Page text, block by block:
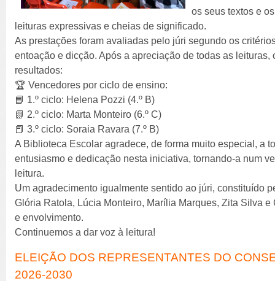
os seus textos e
leituras expressivas e cheias de significado.
As prestações foram avaliadas pelo júri segundo os
entoação e dicção. Após a apreciação de todas as
resultados:
🏆 Vencedores por ciclo de ensino:
📘 1.º ciclo: Helena Pozzi (4.º B)
📗 2.º ciclo: Marta Monteiro (6.º C)
📕 3.º ciclo: Soraia Ravara (7.º B)
A Biblioteca Escolar agradece, de forma muito especial, a
entusiasmo e dedicação nesta iniciativa, tornando-a num
leitura.
Um agradecimento igualmente sentido ao júri, constituído
Glória Ratola, Lúcia Monteiro, Marília Marques, Zita Silva
e envolvimento.
Continuemos a dar voz à leitura!
ELEIÇÃO DOS REPRESENTANTES DO
2026-2030